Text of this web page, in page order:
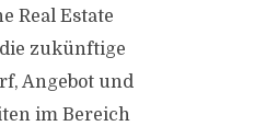
Real Estate
zukünftige
Angebot und
im Bereich